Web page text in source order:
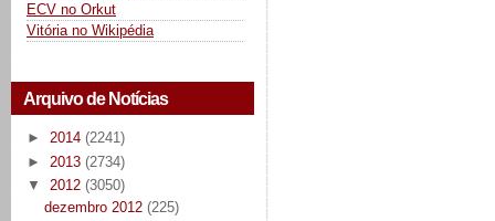
ECV no Orkut
Vitória no Wikipédia
Arquivo de Notícias
► 2014 (2241)
► 2013 (2734)
▼ 2012 (3050)
dezembro 2012 (225)